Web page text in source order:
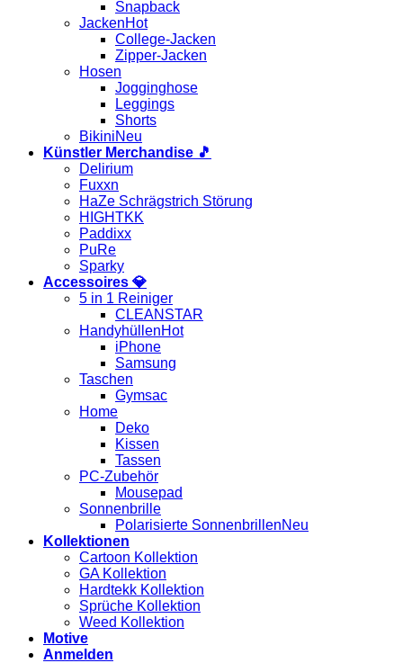
Snapback
Jacken
College-Jacken
Zipper-Jacken
Hosen
Jogginghose
Leggings
Shorts
Bikini
Künstler Merchandise 🎵
Delirium
Fuxxn
HaZe Schrägstrich Störung
HIGHTKK
Paddixx
PuRe
Sparky
Accessoires 💎
5 in 1 Reiniger
CLEANSTAR
Handyhüllen
iPhone
Samsung
Taschen
Gymsac
Home
Deko
Kissen
Tassen
PC-Zubehör
Mousepad
Sonnenbrille
Polarisierte Sonnenbrillen
Kollektionen
Cartoon Kollektion
GA Kollektion
Hardtekk Kollektion
Sprüche Kollektion
Weed Kollektion
Motive
Anmelden